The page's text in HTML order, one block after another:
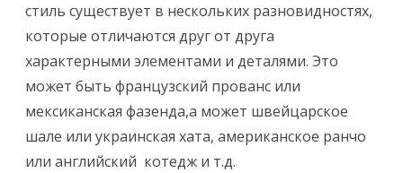
стиль существует в нескольких разновидностях,
которые отличаются друг от друга
характерными элементами и деталями. Это
может быть французский прованс или
мексиканская фазенда,а может швейцарское
шале или украинская хата, американское ранчо
или английский котедж и т.д.